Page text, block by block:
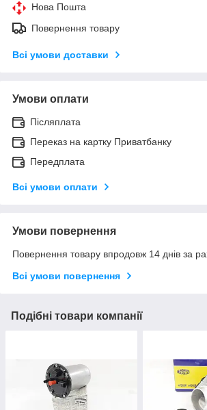
Нова Пошта
Повернення товару
Всі умови доставки
Умови оплати
Післяплата
Переказ на картку Приватбанку
Передплата
Всі умови оплати
Умови повернення
Повернення товару впродовж 14 днів за
Всі умови повернення
Подібні товари компанії